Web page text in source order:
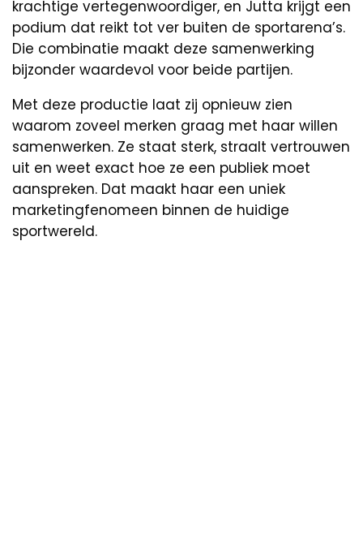
krachtige vertegenwoordiger, en Jutta krijgt een
podium dat reikt tot ver buiten de sportarena’s.
Die combinatie maakt deze samenwerking
bijzonder waardevol voor beide partijen.
Met deze productie laat zij opnieuw zien
waarom zoveel merken graag met haar willen
samenwerken. Ze staat sterk, straalt vertrouwen
uit en weet exact hoe ze een publiek moet
aanspreken. Dat maakt haar een uniek
marketingfenomeen binnen de huidige
sportwereld.